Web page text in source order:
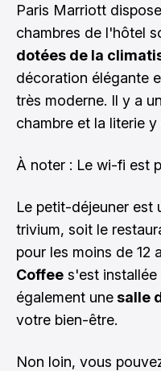
Paris Marriott
chambres de l'hôtel
dotées de la
décoration élégante
très moderne. Il y a
chambre et la literie
À noter : Le wi-fi est
Le petit-déjeuner est
trivium, soit le
pour les moins de 12
Coffee s'est
également unesalle
votre bien-être.
Non loin, vous